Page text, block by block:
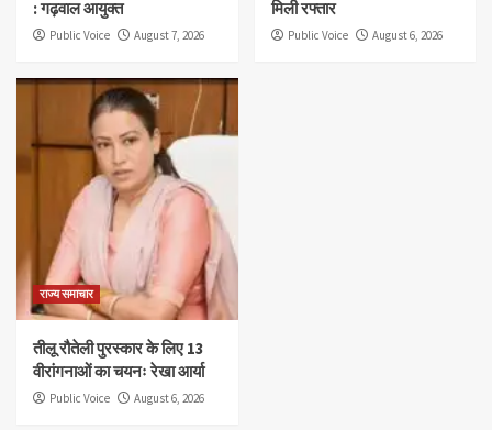
: गढ़वाल आयुक्त
Public Voice August 7, 2026
मिली रफ्तार
Public Voice August 6, 2026
राज्य समाचार
तीलू रौतेली पुरस्कार के लिए 13
वीरांगनाओं का चयनः रेखा आर्या
Public Voice August 6, 2026